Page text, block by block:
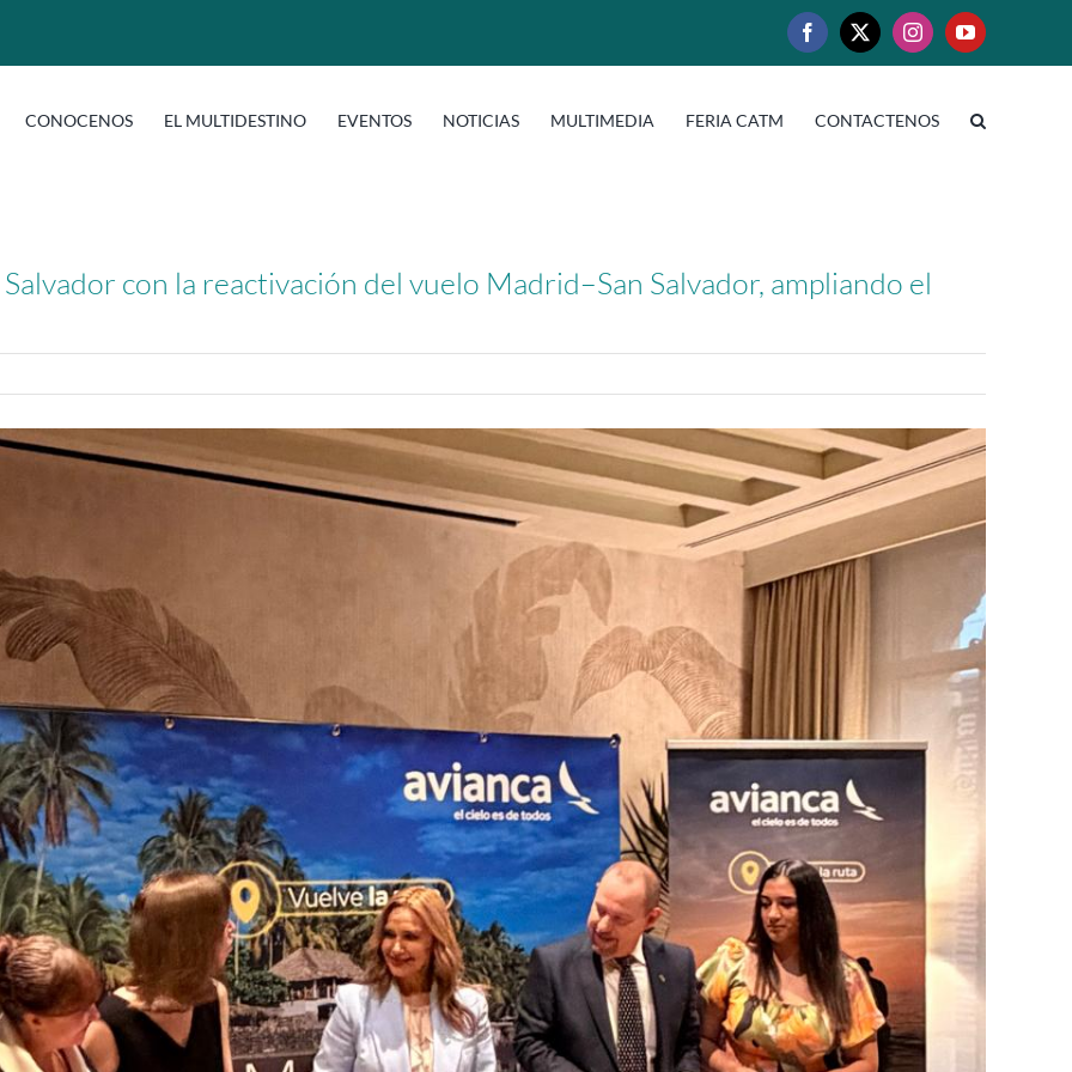
Facebook
X InstagramYouTube
CONOCENOS EL MULTIDESTINO EVENTOS NOTICIAS MULTIMEDIA FERIA CATM CONTACTENOS
con la reactivación del vuelo Madrid–San Salvador, ampliando el